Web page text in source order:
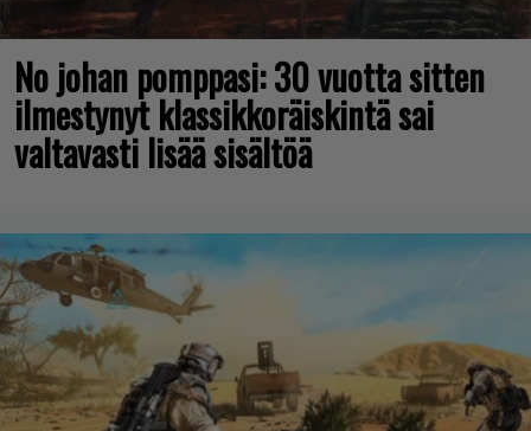
No johan pomppasi: 30 vuotta sitten
ilmestynyt klassikkoräiskintä sai
valtavasti lisää sisältöä